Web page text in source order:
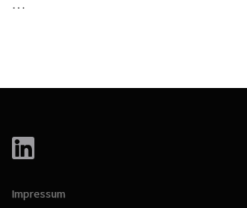
…
Impressum